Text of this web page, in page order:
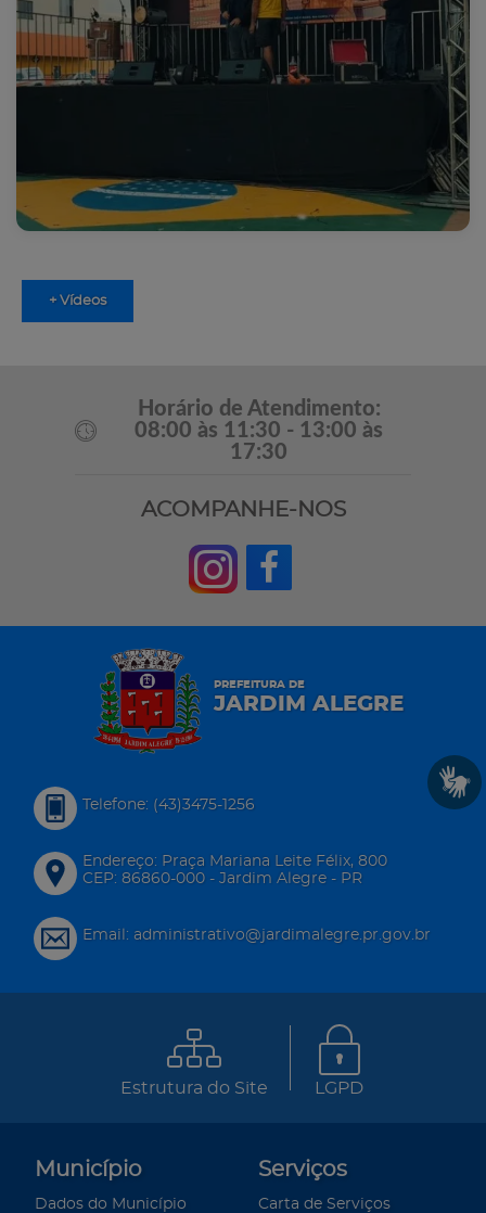
+ Vídeos
Horário de Atendimento:
08:00 às 11:30 - 13:00 às
17:30
ACOMPANHE-NOS
PREFEITURA DE
JARDIM ALEGRE
Telefone: (43)3475-1256
Endereço: Praça Mariana Leite Félix, 800
CEP: 86860-000 - Jardim Alegre - PR
Email: administrativo@jardimalegre.pr.gov.br
Estrutura do Site LGPD
Município
Dados do Município
Serviços
Carta de Serviços